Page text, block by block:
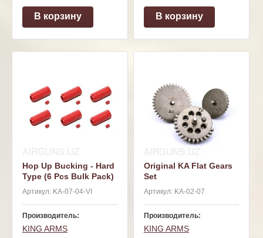
В корзину В корзину
Hop Up Bucking - Hard
Type (6 Pcs Bulk Pack)
Артикул: KA-07-04-VI
Производитель:
KING ARMS
Original KA Flat Gears
Set
Артикул:KA-02-07
Производитель:
KING ARMS